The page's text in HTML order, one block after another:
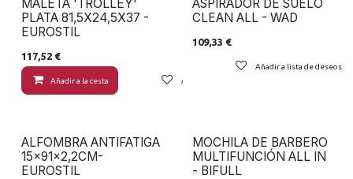
MALETA 'TROLLEY'
PLATA 81,5X24,5X37 -
EUROSTIL
117,52 €
Añadir a la cesta Añadir a lista de deseos
ASPIRADOR DE SUELO
CLEAN ALL - WAD
109,33 €
Añadir a lista de deseos
ALFOMBRA ANTIFATIGA
15x91x2,2CM-
EUROSTIL
MOCHILA DE BARBERO
MULTIFUNCIÓN ALL IN
- BIFULL